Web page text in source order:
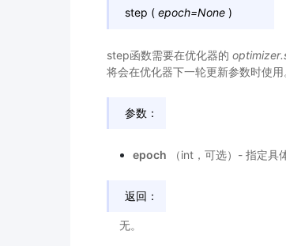
step ( epoch=None )
step函数需要在优化器的
将会在优化器下一轮更新参数时使用
参数：
epoch （int，可选）- 指定具
返回：
无。